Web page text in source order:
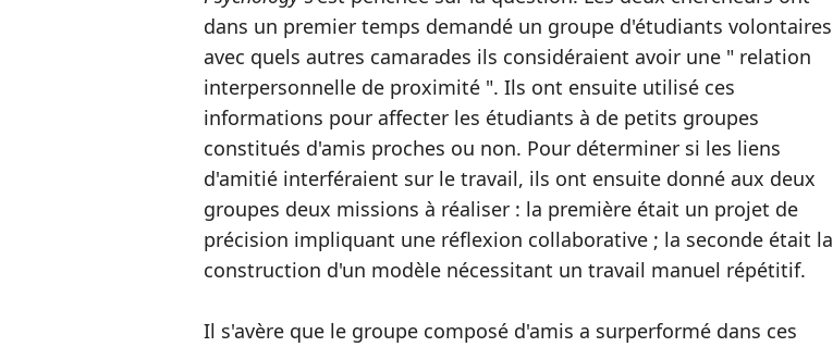
dans un premier temps demandé un groupe d'étudiants volontaires
avec quels autres camarades ils considéraient avoir une " relation
interpersonnelle de proximité ". Ils ont ensuite utilisé ces
informations pour affecter les étudiants à de petits groupes
constitués d'amis proches ou non. Pour déterminer si les liens
d'amitié interféraient sur le travail, ils ont ensuite donné aux deux
groupes deux missions à réaliser : la première était un projet de
précision impliquant une réflexion collaborative ; la seconde était la
construction d'un modèle nécessitant un travail manuel répétitif.
Il s'avère que le groupe composé d'amis a surperformé dans ces